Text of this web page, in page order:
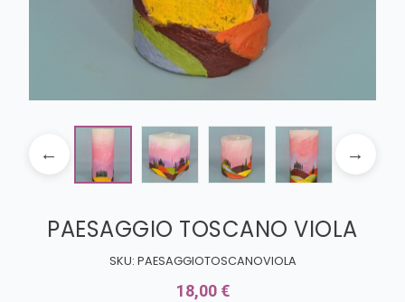
PAESAGGIO TOSCANO VIOLA
SKU: PAESAGGIOTOSCANOVIOLA
18,00 €